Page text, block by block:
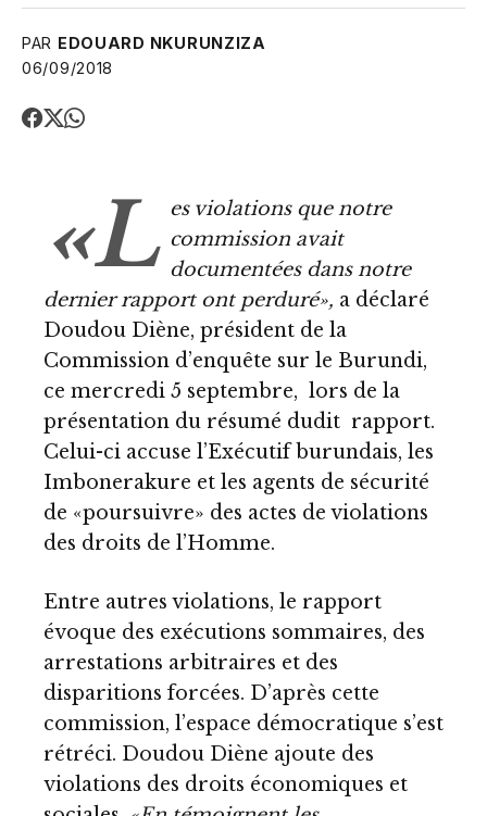
PAR EDOUARD NKURUNZIZA
06/09/2018
«L es violations que notre
commission avait
documentées dans notre
dernier rapport ont perduré», a déclaré
Doudou Diène, président de la
Commission d’enquête sur le Burundi,
ce mercredi 5 septembre, lors de la
présentation du résumé dudit rapport.
Celui-ci accuse l’Exécutif burundais, les
Imbonerakure et les agents de sécurité
de «poursuivre» des actes de violations
des droits de l’Homme.
Entre autres violations, le rapport
évoque des exécutions sommaires, des
arrestations arbitraires et des
disparitions forcées. D’après cette
commission, l’espace démocratique s’est
rétréci. Doudou Diène ajoute des
violations des droits économiques et